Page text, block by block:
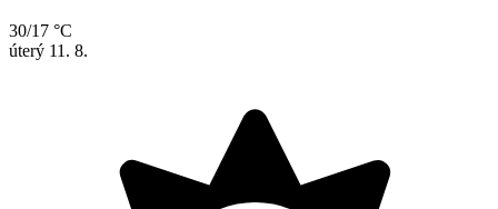
30/17 °C
úterý 11. 8.